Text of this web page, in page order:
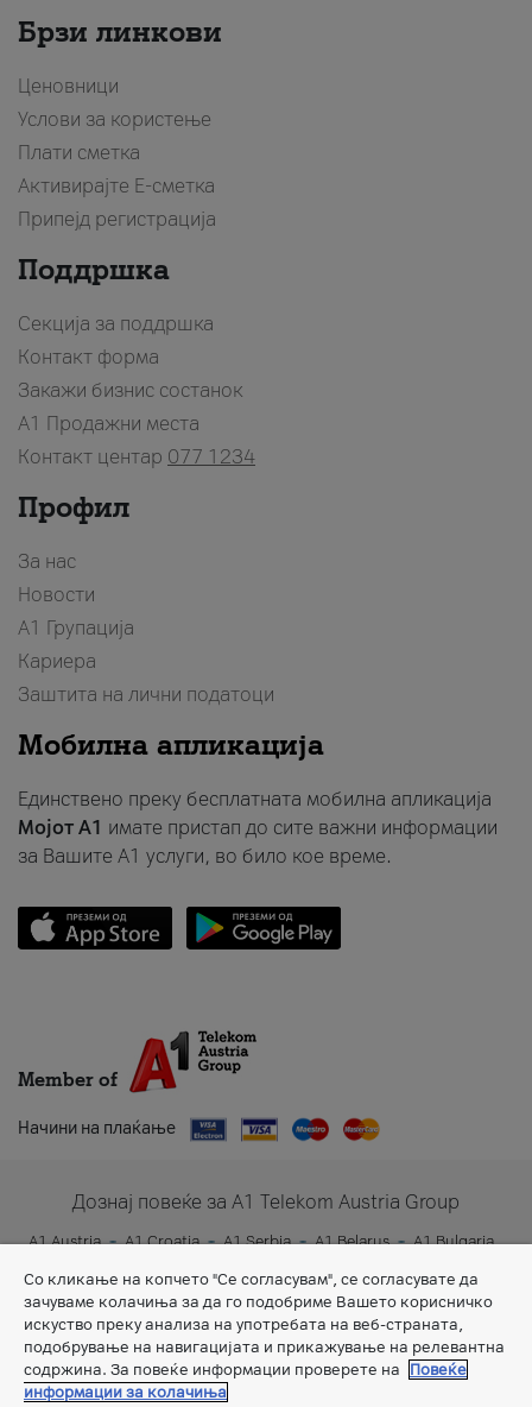
Брзи линкови
Ценовници
Услови за користење
Плати сметка
Активирајте Е-сметка
Припејд регистрација
Поддршка
Секција за поддршка
Контакт форма
Закажи бизнис состанок
A1 Продажни места
Контакт центар 077 1234
Профил
За нас
Новости
А1 Групација
Кариера
Заштита на лични податоци
Мобилна апликација
Единствено преку бесплатната мобилна апликација
Мојот A1 имате пристап до сите важни информации
за Вашите A1 услуги, во било кое време.
Member of
Начини на плаќање
Дознај повеќе за A1 Telekom Austria Group
A1 Austria A1 Croatia A1 Serbia A1 Belarus
A1 Bulgaria
A1 Slovenia
A1 Digital
Со кликање на копчето "Се согласувам", се согласувате да
зачуваме колачиња за да го подобриме Вашето корисничко
искуство преку анализа на употребата на веб-страната,
подобрување на навигацијата и прикажување на релевантна
содржина. За повеќе информации проверете на
Повеќе
информации за колачиња